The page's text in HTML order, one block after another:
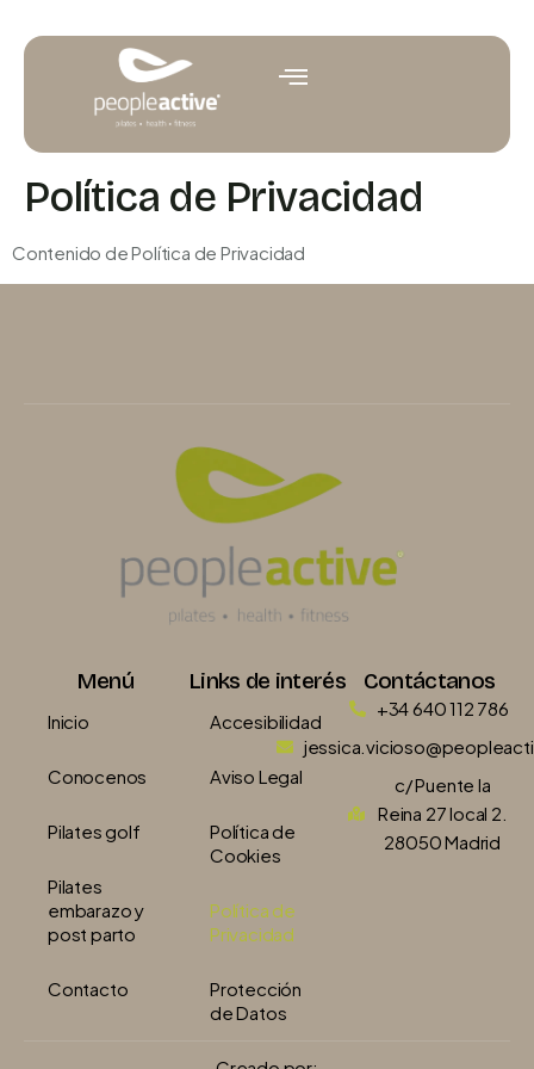
Política de Privacidad
Contenido de Política de Privacidad
Menú
Inicio
Conocenos
Pilates golf
Pilates
embarazo y
post parto
Contacto
Links de interés
Accesibilidad
Aviso Legal
Política de
Cookies
Política de
Privacidad
Protección
de Datos
Contáctanos
+34 640 112 786
c/ Puente la
Reina 27 local 2.
28050 Madrid